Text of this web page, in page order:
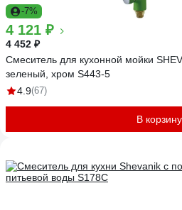
-7%
4 121 ₽
4 452 ₽
Смеситель для кухонной мойки
зеленый, хром S443-5
4.9(67)
В корзину